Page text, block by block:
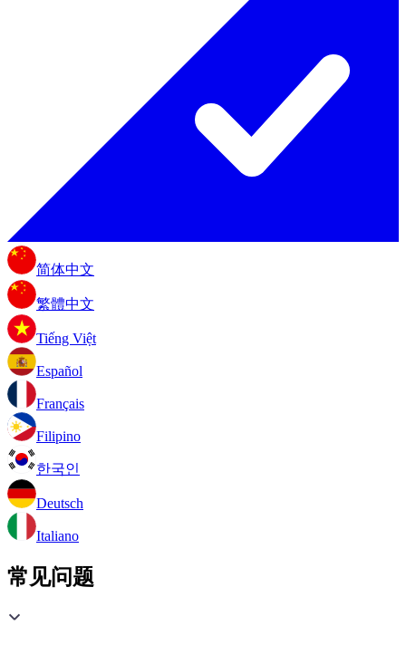
简体中文
繁體中文
Tiếng Việt
Español
Français
Filipino
한국인
Deutsch
Italiano
常见问题